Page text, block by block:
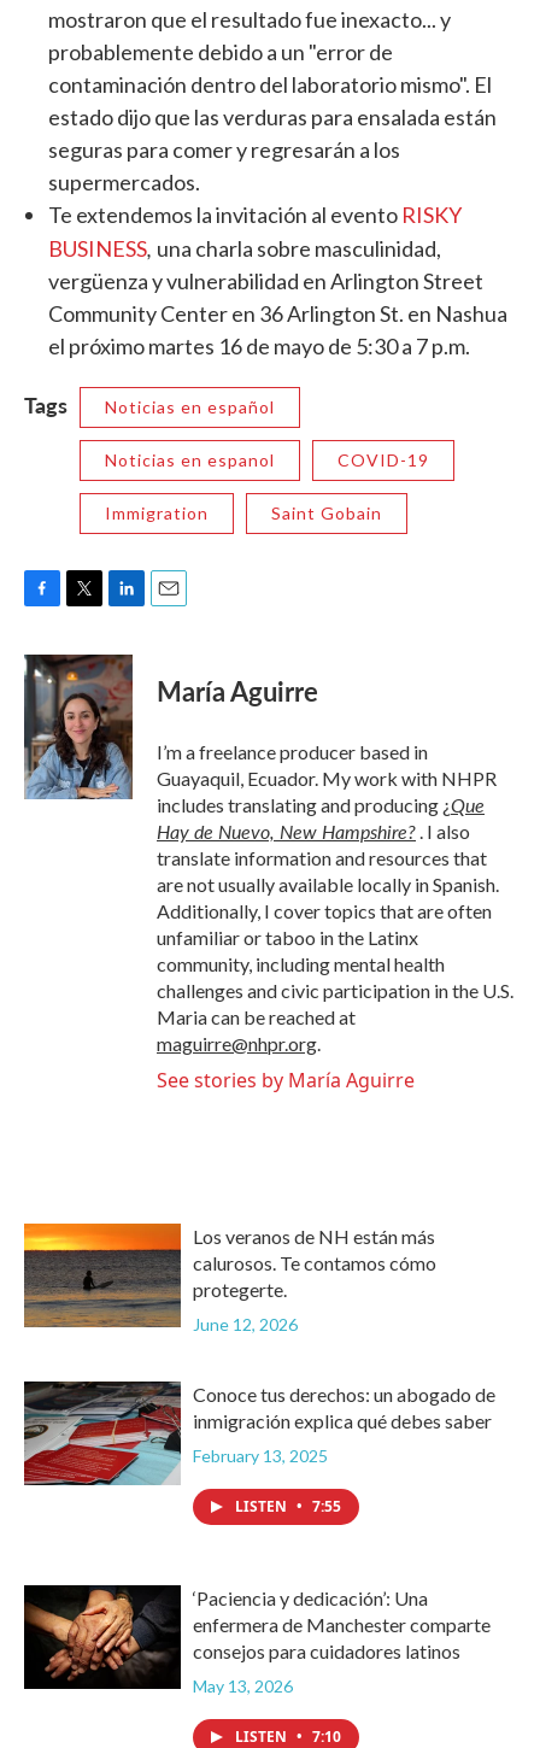
mostraron que el resultado fue inexacto... y
probablemente debido a un "error de
contaminación dentro del laboratorio mismo". El
estado dijo que las verduras para ensalada están
seguras para comer y regresarán a los
supermercados.
Te extendemos la invitación al evento RISKY
BUSINESS, una charla sobre masculinidad,
vergüenza y vulnerabilidad en Arlington Street
Community Center en 36 Arlington St. en Nashua
el próximo martes 16 de mayo de 5:30 a 7 p.m.
Tags Noticias en español
Noticias en espanol COVID-19
Immigration Saint Gobain
c
e
o
k
i
t
t
e
r
n
k
e
d
I
n
María Aguirre
I’m a freelance producer based in
Guayaquil, Ecuador. My work with NHPR
includes translating and producing ¿Que
Hay de Nuevo, New Hampshire?. I also
translate information and resources that
are not usually available locally in Spanish.
Additionally, I cover topics that are often
unfamiliar or taboo in the Latinx
community, including mental health
challenges and civic participation in the U.S.
Maria can be reached at
maguirre@nhpr.org.
See stories by María Aguirre
Los veranos de NH están más
calurosos. Te contamos cómo
protegerte.
June 12, 2026
Conoce tus derechos: un abogado de
inmigración explica qué debes saber
February 13, 2025
LISTEN • 7:55
‘Paciencia y dedicación’: Una
enfermera de Manchester comparte
consejos para cuidadores latinos
May 13, 2026
LISTEN • 7:10